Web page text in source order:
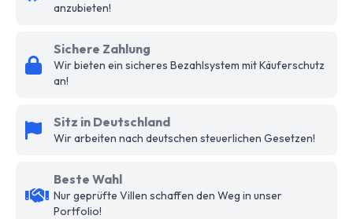
anzubieten!
Sichere Zahlung
Wir bieten ein sicheres Bezahlsystem mit Käuferschutz
an!
Sitz in Deutschland
Wir arbeiten nach deutschen steuerlichen Gesetzen!
Beste Wahl
Nur geprüfte Villen schaffen den Weg in unser
Portfolio!